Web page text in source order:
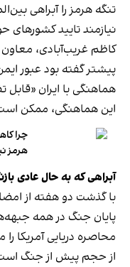
تنگه هرمز را آبراهی
نیازمند تایید
کاظم غریب‌آبادی،
پیشتر گفته بود عبور
هماهنگی با ایران
این هماهنگی، ممکن
چرا
هرمز
آبراهی که به حال عادی
پایان جنگ در همه
محاصره دریایی آمریکا
از حجم پیش از جنگ